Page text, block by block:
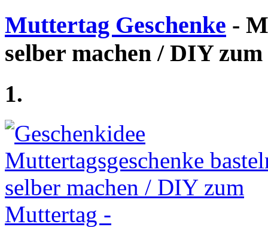
Muttertag Geschenke -
selber machen / DIY
1.